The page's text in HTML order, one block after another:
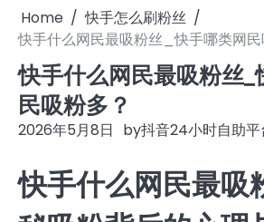
Home
快手怎么刷粉丝
快手什么网民最吸粉丝_快手哪类网民
快手什么网民最吸粉丝_
民吸粉多？
2026年5月8日 by抖音24小时自助平
快手什么网民最吸